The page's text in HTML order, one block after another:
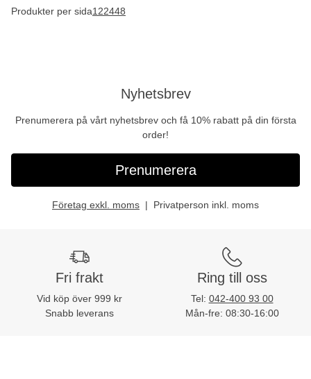
Produkter per sida122448
Nyhetsbrev
Prenumerera på vårt nyhetsbrev och få 10% rabatt på din första
order!
Prenumerera
Företag exkl. moms Privatperson inkl. moms
Fri frakt
Vid köp över 999 kr
Snabb leverans
Ring till oss
Tel: 042-400 93 00
Mån-fre: 08:30-16:00